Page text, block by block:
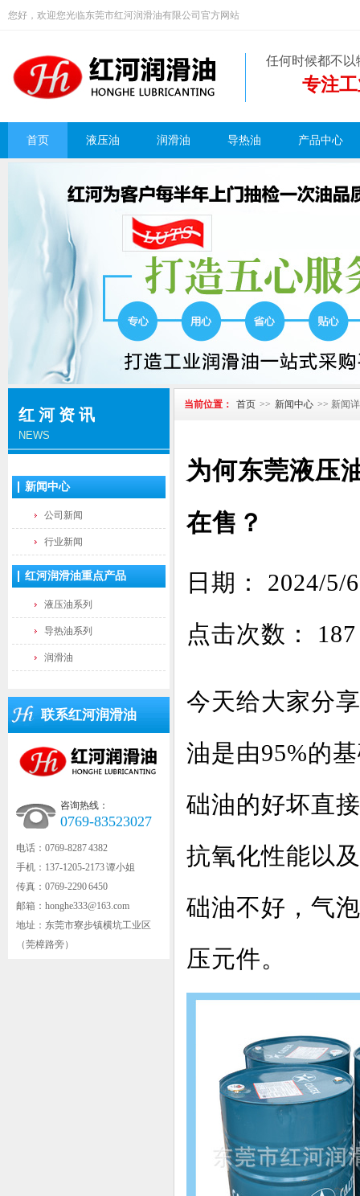
您好，欢迎您光临东莞市红河润滑油有限公司官方网站
任何时候都不
专注
首页 液压油 润滑油 导热油 产品中心
红河资讯
NEWS
新闻中心
公司新闻
行业新闻
红河润滑油重点产品
液压油系列
导热油系列
润滑油
联系红河润滑油
咨询热线：
0769-83523027
电话：0769-8287 4382
手机：137-1205-2173 谭小姐
传真：0769-2290 6450
邮箱：honghe333@163.com
地址：东莞市寮步镇横坑工业区
（莞樟路旁）
当前位置： 首页 >> 新闻中心 >> 新闻
为何东莞液压
在售？
日期： 2024/
点击次数： 187
今天给大家分
油是由95%的
础油的好坏直
抗氧化性能以
础油不好，气
压元件。